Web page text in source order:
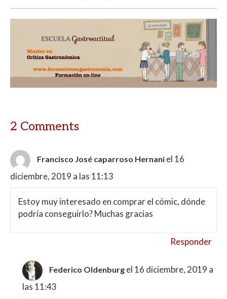
2 Comments
Francisco José caparroso Hernani el 16
diciembre, 2019 a las 11:13
Estoy muy interesado en comprar el cómic, dónde
podría conseguirlo? Muchas gracias
Responder
Federico Oldenburg el 16 diciembre, 2019 a
las 11:43